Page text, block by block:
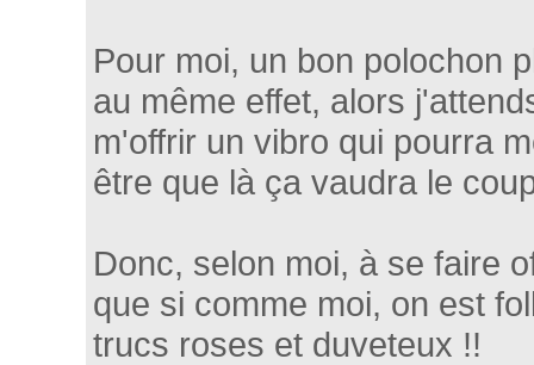
Pour moi, un bon polochon
au même effet, alors
m'offrir un vibro qui pourra
être que là ça vaudra le
Donc, selon moi, à se faire
que si comme moi, on est
trucs roses et duveteux !!